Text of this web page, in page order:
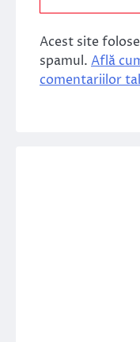
Acest site
spamul. Află
comentariilor